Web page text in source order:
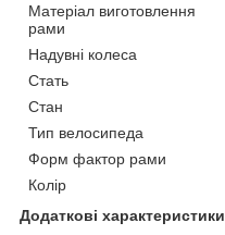
Матеріал виготовлення
рами
Надувні колеса
Стать
Стан
Тип велосипеда
Форм фактор рами
Колір
Додаткові характеристики